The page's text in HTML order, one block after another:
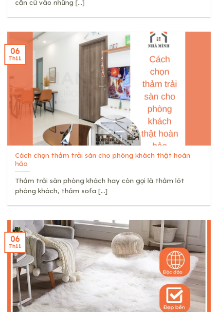
căn cứ vào những [...]
Cách chọn thảm trải sàn cho phòng khách thật hoàn
hảo
Thảm trải sàn phòng khách hay còn gọi là thảm lót
phòng khách, thảm sofa [...]
06
Th11
06
Th11